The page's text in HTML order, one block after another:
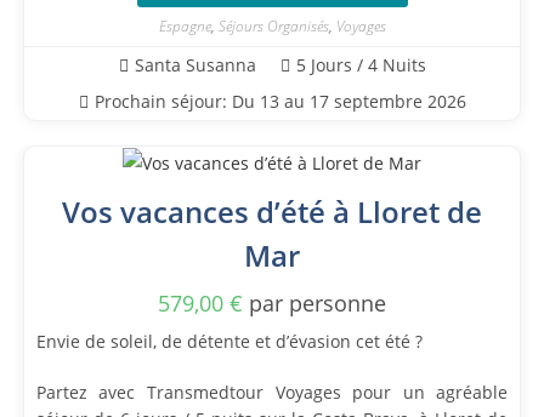
Espagne, Séjours Organisés, Voyages
Santa Susanna
5 Jours / 4 Nuits
Prochain séjour: Du 13 au 17 septembre 2026
Vos vacances d’été à Lloret de
Mar
579,00 € par personne
Envie de soleil, de détente et d’évasion cet été ?
Partez avec Transmedtour Voyages pour un agréable